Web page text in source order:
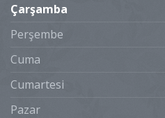
Çarşamba
Perşembe
Cuma
Cumartesi
Pazar